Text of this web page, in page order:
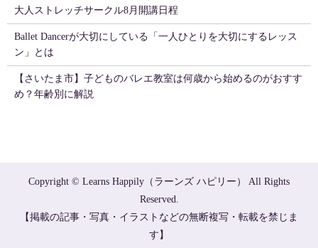
大人ストレッチサークル8月開講日程
Ballet Dancerが大切にしている「一人ひとりを大切にするレッス
ン」とは
【さいたま市】子どものバレエ教室は何歳から始めるのがおすす
め？年齢別に解説
Copyright © Learns Happily（ラーンズ ハピリー） All Rights
Reserved.
【掲載の記事・写真・イラストなどの無断複写・転載を禁じま
す】